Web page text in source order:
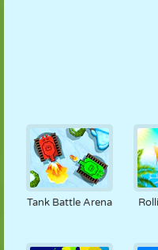
Tank Battle Arena